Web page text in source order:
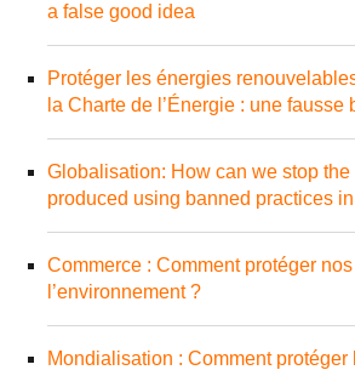
a false good idea
Protéger les énergies
la Charte de l’Énergie : une fausse
Globalisation: How can we stop the
produced using banned practices
Commerce : Comment protéger
l’environnement ?
Mondialisation : Comment